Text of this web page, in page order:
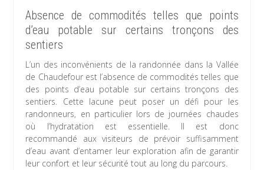
Absence de commodités telles que points
d’eau potable sur certains tronçons des
sentiers
L’un des inconvénients de la randonnée dans la Vallée
de Chaudefour est l’absence de commodités telles que
des points d’eau potable sur certains tronçons des
sentiers. Cette lacune peut poser un défi pour les
randonneurs, en particulier lors de journées chaudes
où l’hydratation est essentielle. Il est donc
recommandé aux visiteurs de prévoir suffisamment
d’eau avant d’entamer leur exploration afin de garantir
leur confort et leur sécurité tout au long du parcours.